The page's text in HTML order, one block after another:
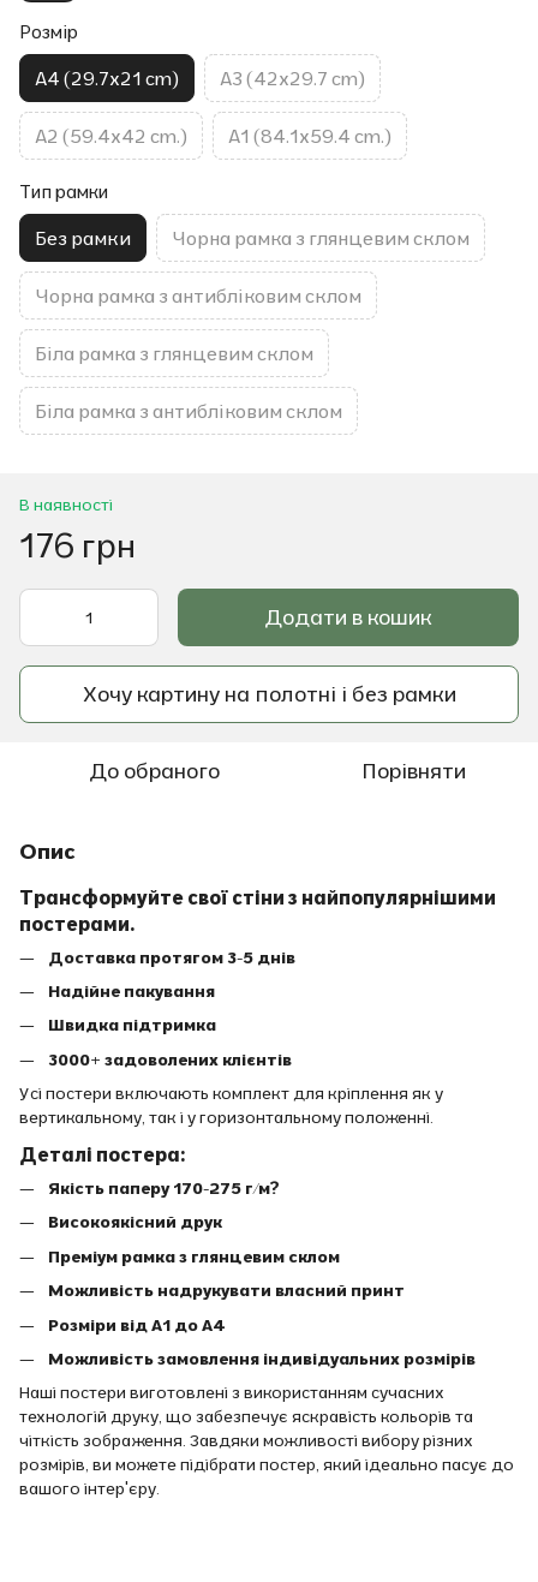
Розмір
A4 (29.7x21 cm) A3 (42x29.7 cm)
A2 (59.4x42 cm.) A1 (84.1x59.4 cm.)
Тип рамки
Без рамки Чорна рамка з глянцевим склом
Чорна рамка з антибліковим склом
Біла рамка з глянцевим склом
Біла рамка з антибліковим склом
В наявності
176 грн
Додати в кошик
Хочу картину на полотні і без рамки
До обраного Порівняти
Опис
Трансформуйте свої стіни з найпопулярнішими
постерами.
Доставка протягом 3-5 днів
Надійне пакування
Швидка підтримка
3000+ задоволених клієнтів
Усі постери включають комплект для кріплення як у
вертикальному, так і у горизонтальному положенні.
Деталі постера:
Якість паперу 170-275 г/м?
Високоякісний друк
Преміум рамка з глянцевим склом
Можливість надрукувати власний принт
Розміри від A1 до A4
Можливість замовлення індивідуальних розмірів
Наші постери виготовлені з використанням сучасних
технологій друку, що забезпечує яскравість кольорів та
чіткість зображення. Завдяки можливості вибору різних
розмірів, ви можете підібрати постер, який ідеально пасує до
вашого інтер'єру.